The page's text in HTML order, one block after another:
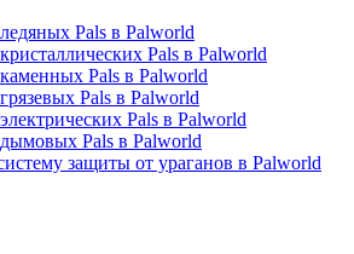
Pals в Palworld
Pals в Palworld
Pals в Palworld
Pals в Palworld
Pals в Palworld
Pals в Palworld
защиты от ураганов в Palworld